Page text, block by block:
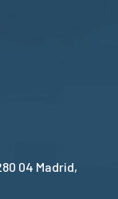
04 Madrid,